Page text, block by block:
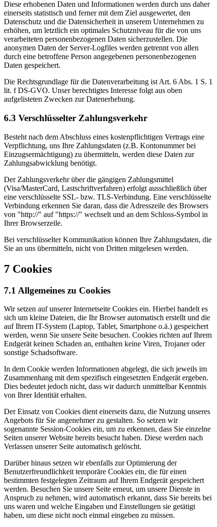
Diese erhobenen Daten und Informationen werden durch uns daher
einerseits statistisch und ferner mit dem Ziel ausgewertet, den
Datenschutz und die Datensicherheit in unserem Unternehmen zu
erhöhen, um letztlich ein optimales Schutzniveau für die von uns
verarbeiteten personenbezogenen Daten sicherzustellen. Die
anonymen Daten der Server-Logfiles werden getrennt von allen
durch eine betroffene Person angegebenen personenbezogenen
Daten gespeichert.
Die Rechtsgrundlage für die Datenverarbeitung ist Art. 6 Abs. 1 S. 1
lit. f DS-GVO. Unser berechtigtes Interesse folgt aus oben
aufgelisteten Zwecken zur Datenerhebung.
6.3 Verschlüsselter Zahlungsverkehr
Besteht nach dem Abschluss eines kostenpflichtigen Vertrags eine
Verpflichtung, uns Ihre Zahlungsdaten (z.B. Kontonummer bei
Einzugsermächtigung) zu übermitteln, werden diese Daten zur
Zahlungsabwicklung benötigt.
Der Zahlungsverkehr über die gängigen Zahlungsmittel
(Visa/MasterCard, Lastschriftverfahren) erfolgt ausschließlich über
eine verschlüsselte SSL- bzw. TLS-Verbindung. Eine verschlüsselte
Verbindung erkennen Sie daran, dass die Adresszeile des Browsers
von "http://" auf "https://" wechselt und an dem Schloss-Symbol in
Ihrer Browserzeile.
Bei verschlüsselter Kommunikation können Ihre Zahlungsdaten, die
Sie an uns übermitteln, nicht von Dritten mitgelesen werden.
7 Cookies
7.1 Allgemeines zu Cookies
Wir setzen auf unserer Internetseite Cookies ein. Hierbei handelt es
sich um kleine Dateien, die Ihr Browser automatisch erstellt und die
auf Ihrem IT-System (Laptop, Tablet, Smartphone o.ä.) gespeichert
werden, wenn Sie unsere Seite besuchen. Cookies richten auf Ihrem
Endgerät keinen Schaden an, enthalten keine Viren, Trojaner oder
sonstige Schadsoftware.
In dem Cookie werden Informationen abgelegt, die sich jeweils im
Zusammenhang mit dem spezifisch eingesetzten Endgerät ergeben.
Dies bedeutet jedoch nicht, dass wir dadurch unmittelbar Kenntnis
von Ihrer Identität erhalten.
Der Einsatz von Cookies dient einerseits dazu, die Nutzung unseres
Angebots für Sie angenehmer zu gestalten. So setzen wir
sogenannte Session-Cookies ein, um zu erkennen, dass Sie einzelne
Seiten unserer Website bereits besucht haben. Diese werden nach
Verlassen unserer Seite automatisch gelöscht.
Darüber hinaus setzen wir ebenfalls zur Optimierung der
Benutzerfreundlichkeit temporäre Cookies ein, die für einen
bestimmten festgelegten Zeitraum auf Ihrem Endgerät gespeichert
werden. Besuchen Sie unsere Seite erneut, um unsere Dienste in
Anspruch zu nehmen, wird automatisch erkannt, dass Sie bereits bei
uns waren und welche Eingaben und Einstellungen sie getätigt
haben, um diese nicht noch einmal eingeben zu müssen.